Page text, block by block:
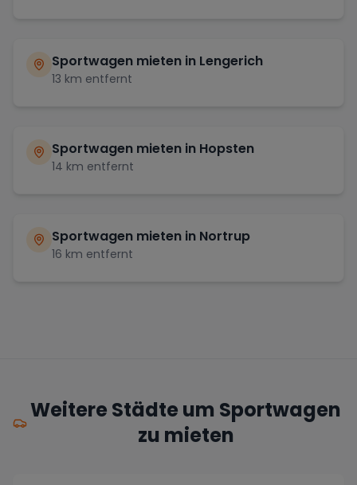
Sportwagen mieten in Lengerich
13 km entfernt
Sportwagen mieten in Hopsten
14 km entfernt
Sportwagen mieten in Nortrup
16 km entfernt
Weitere Städte um Sportwagen
zu mieten